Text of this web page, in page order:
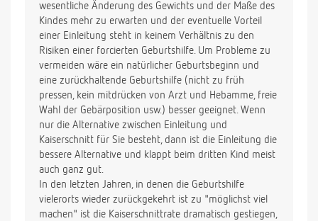
wesentliche Änderung des Gewichts und der Maße des
Kindes mehr zu erwarten und der eventuelle Vorteil
einer Einleitung steht in keinem Verhältnis zu den
Risiken einer forcierten Geburtshilfe. Um Probleme zu
vermeiden wäre ein natürlicher Geburtsbeginn und
eine zurückhaltende Geburtshilfe (nicht zu früh
pressen, kein mitdrücken von Arzt und Hebamme, freie
Wahl der Gebärposition usw.) besser geeignet. Wenn
nur die Alternative zwischen Einleitung und
Kaiserschnitt für Sie besteht, dann ist die Einleitung die
bessere Alternative und klappt beim dritten Kind meist
auch ganz gut.
In den letzten Jahren, in denen die Geburtshilfe
vielerorts wieder zurückgekehrt ist zu "möglichst viel
machen" ist die Kaiserschnittrate dramatisch gestiegen,